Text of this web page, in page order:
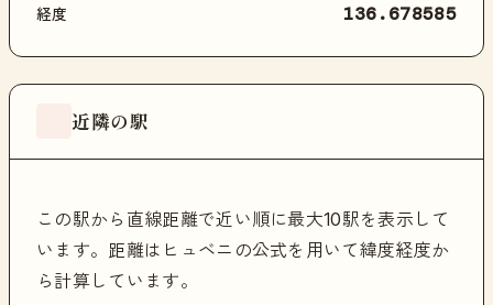
経度 136.678585
近隣の駅
この駅から直線距離で近い順に最大10駅を表示して
います。距離はヒュベニの公式を用いて緯度経度か
ら計算しています。